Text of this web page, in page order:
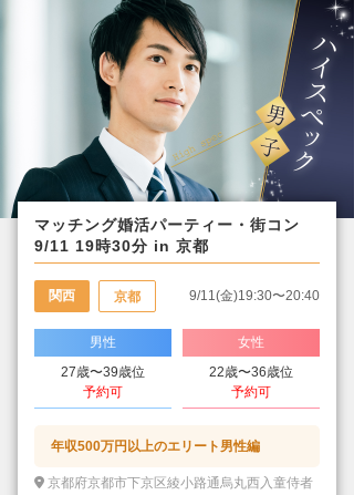
マッチング婚活パーティー・街コン
9/11 19時30分 in 京都
関西 京都 9/11(金)19:30〜20:40
男性
27歳〜39歳位
予約可
女性
22歳〜36歳位
予約可
年収500万円以上のエリート男性編
京都府京都市下京区綾小路通烏丸西入童侍者